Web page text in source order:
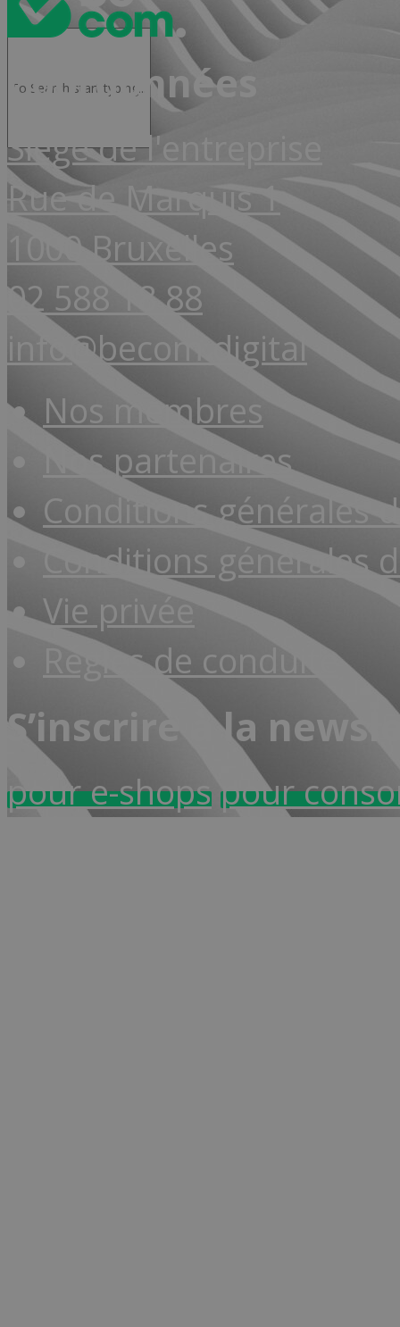
Coordonnées
Siège de l'entreprise
Rue de Marquis 1
1000 Bruxelles
02 588 18 88
info@becom.digital
Nos membres
Nos partenaires
Conditions générales
Conditions générales
Vie privée
Règles de conduite
S’inscrire à la
pour e-shopspour